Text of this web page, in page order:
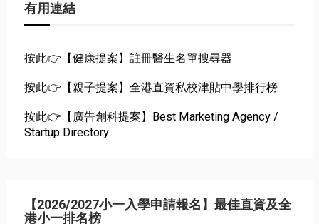
有用連結
按此👉【健康提案】註冊醫生名單搜尋器
按此👉【親子提案】全港直資私校津貼中學排行榜
按此👉【廣告創科提案】Best Marketing Agency /
Startup Directory
【2026/2027小一入學申請報名】最佳直資及全
港小一排名榜